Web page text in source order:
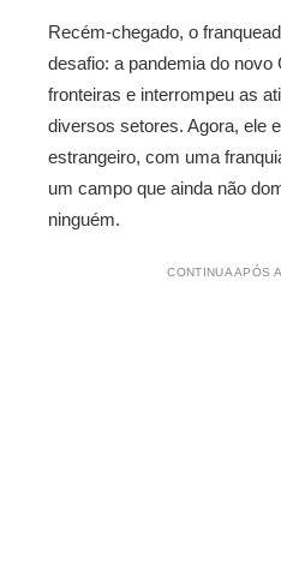
Recém-chegado, o
desafio: a pandemia do
fronteiras e interrompeu as
diversos setores. Agora, ele
estrangeiro, com uma
um campo que ainda não
ninguém.
CONTINUA APÓS